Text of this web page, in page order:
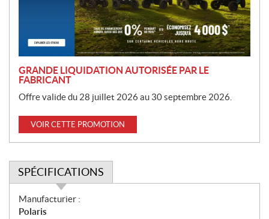
GRANDE LIQUIDATION AUTORISÉE PAR LE
FABRICANT
Offre valide du 28 juillet 2026 au 30 septembre 2026.
VOIR CETTE PROMOTION
SPÉCIFICATIONS
S
p
Manufacturier :
Polaris